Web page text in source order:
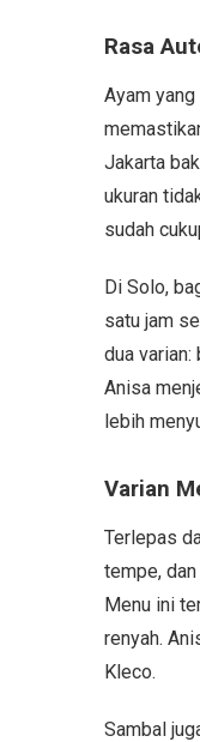
Rasa
Ayam
Jakarta
ukuran
sudah
Di Solo,
satu jam
dua
Anisa
lebih
Varian
Terlepas
tempe,
Menu ini
renyah.
Kleco.
Sambal